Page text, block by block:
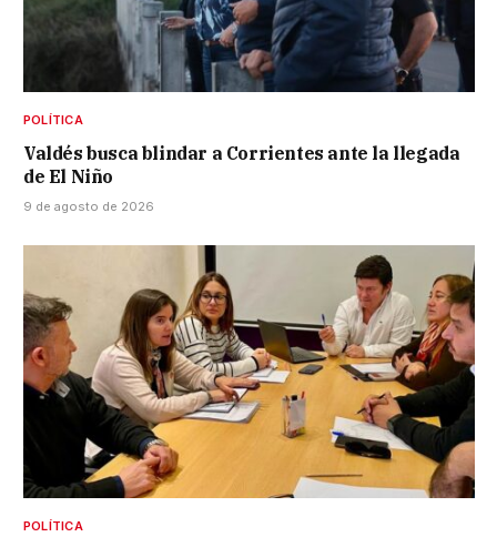
POLÍTICA
Valdés busca blindar a Corrientes ante la llegada
de El Niño
9 de agosto de 2026
POLÍTICA